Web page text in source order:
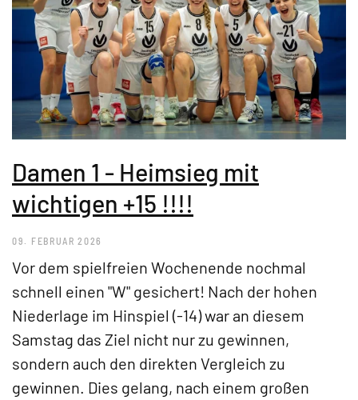
Damen 1 - Heimsieg mit
wichtigen +15 !!!!
09. FEBRUAR 2026
Vor dem spielfreien Wochenende nochmal
schnell einen "W" gesichert! Nach der hohen
Niederlage im Hinspiel (-14) war an diesem
Samstag das Ziel nicht nur zu gewinnen,
sondern auch den direkten Vergleich zu
gewinnen. Dies gelang, nach einem großen